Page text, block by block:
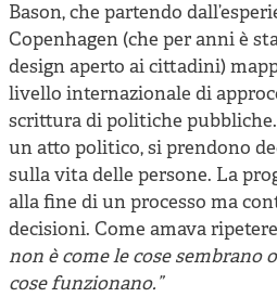
Bason, che partendo
Copenhagen (che per anni è
design aperto ai cittadini)
livello internazionale di
scrittura di politiche pubbliche.
un atto politico, si prendono
sulla vita delle persone. La
alla fine di un processo ma
decisioni. Come amava
non è come le cose sembrano
cose funzionano.”